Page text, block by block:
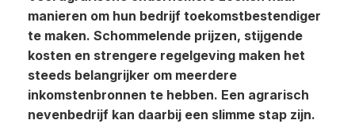
manieren om hun bedrijf toekomstbestendiger
te maken. Schommelende prijzen, stijgende
kosten en strengere regelgeving maken het
steeds belangrijker om meerdere
inkomstenbronnen te hebben. Een agrarisch
nevenbedrijf kan daarbij een slimme stap zijn.